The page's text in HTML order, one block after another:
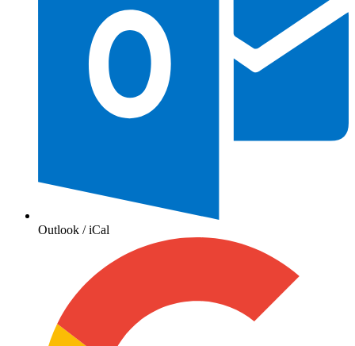
Outlook / iCal